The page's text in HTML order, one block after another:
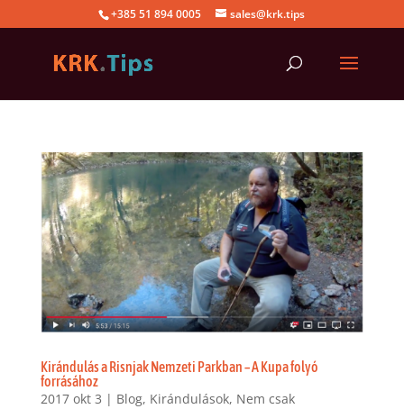
+385 51 894 0005 sales@krk.tips
Kirándulás a Risnjak Nemzeti Parkban – A Kupa folyó
forrásához
2017 okt 3 | Blog, Kirándulások, Nem csak